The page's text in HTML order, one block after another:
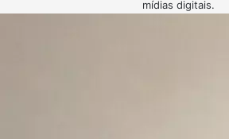
mídias digitais.